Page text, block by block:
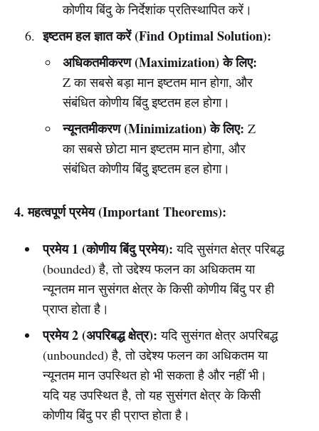
कोणीय बिंदु के निर्देशांक प्रतिस्थापित करें।
इष्टतम हल ज्ञात करें (Find Optimal Solution):
अधिकतमीकरण (Maximization) के लिए:
Z का सबसे बड़ा मान इष्टतम मान होगा, और
संबंधित कोणीय बिंदु इष्टतम हल होगा।
न्यूनतमीकरण (Minimization) के लिए: Z
का सबसे छोटा मान इष्टतम मान होगा, और
संबंधित कोणीय बिंदु इष्टतम हल होगा।
4. महत्वपूर्ण प्रमेय (Important Theorems):
प्रमेय 1 (कोणीय बिंदु प्रमेय): यदि सुसंगत क्षेत्र परिबद्ध
(bounded) है, तो उद्देश्य फलन का अधिकतम या
न्यूनतम मान सुसंगत क्षेत्र के किसी कोणीय बिंदु पर ही
प्राप्त होता है।
प्रमेय 2 (अपरिबद्ध क्षेत्र): यदि सुसंगत क्षेत्र अपरिबद्ध
(unbounded) है, तो उद्देश्य फलन का अधिकतम या
न्यूनतम मान उपस्थित हो भी सकता है और नहीं भी।
यदि यह उपस्थित है, तो यह सुसंगत क्षेत्र के किसी
कोणीय बिंदु पर ही प्राप्त होता है।